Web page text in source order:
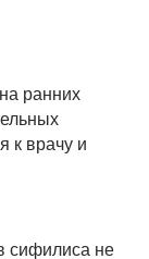
ранних
к врачу и
сифилиса не